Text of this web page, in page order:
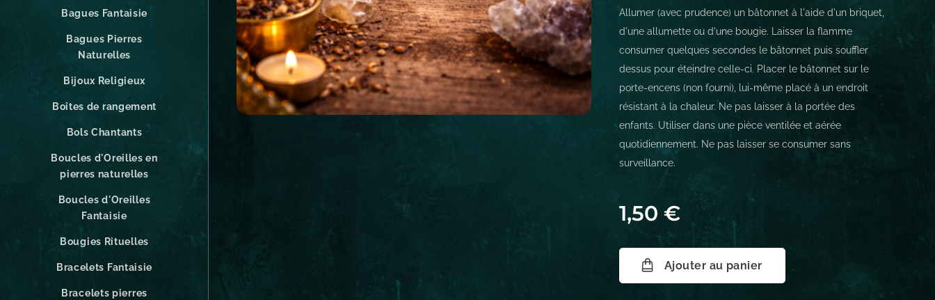
Bagues Fantaisie
Bagues Pierres
Naturelles
Bijoux Religieux
Boîtes de rangement
Bols Chantants
Boucles d'Oreilles en
pierres naturelles
Boucles d'Oreilles
Fantaisie
Bougies Rituelles
Bracelets Fantaisie
Bracelets pierres
Allumer (avec prudence) un bâtonnet à l'aide d'un briquet,
d'une allumette ou d'une bougie. Laisser la flamme
consumer quelques secondes le bâtonnet puis souffler
dessus pour éteindre celle-ci. Placer le bâtonnet sur le
porte-encens (non fourni), lui-même placé à un endroit
résistant à la chaleur. Ne pas laisser à la portée des
enfants. Utiliser dans une pièce ventilée et aérée
quotidiennement. Ne pas laisser se consumer sans
surveillance.
1,50 €
Ajouter au panier